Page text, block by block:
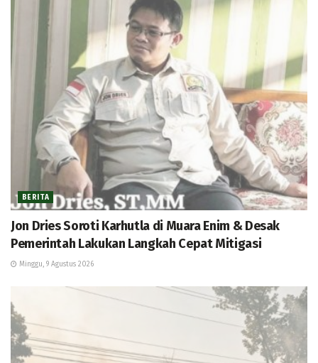
BERITA
Jon Dries Soroti Karhutla di Muara Enim & Desak
Pemerintah Lakukan Langkah Cepat Mitigasi
Minggu, 9 Agustus 2026